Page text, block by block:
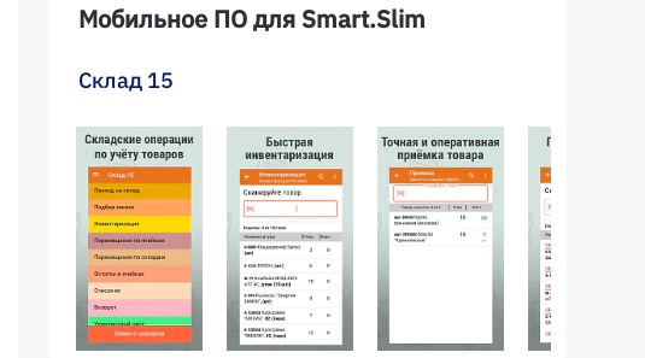
Мобильное ПО для Smart.Slim
Склад 15